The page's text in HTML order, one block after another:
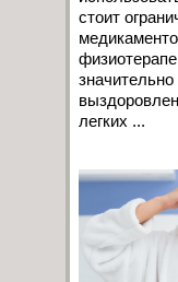
стоит
легких ...